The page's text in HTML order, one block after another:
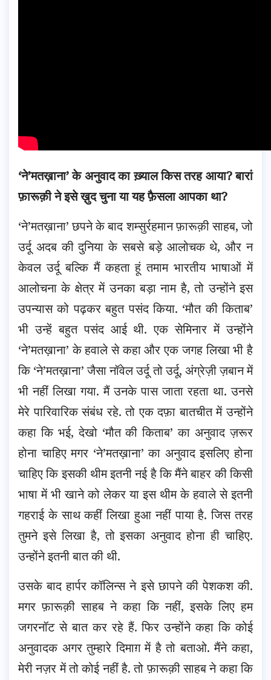
‘ने’मतख़ाना’ के अनुवाद का ख़्याल किस तरह आया? बारां
फ़ारूक़ी ने इसे ख़ुद चुना या यह फ़ैसला आपका था?
‘ने’मतख़ाना’ छपने के बाद शम्सुर्रहमान फ़ारूक़ी साहब, जो
उर्दू अदब की दुनिया के सबसे बड़े आलोचक थे, और न
केवल उर्दू बल्कि मैं कहता हूं तमाम भारतीय भाषाओं में
आलोचना के क्षेत्र में उनका बड़ा नाम है, तो उन्होंने इस
उपन्यास को पढ़कर बहुत पसंद किया. ‘मौत की किताब’
भी उन्हें बहुत पसंद आई थी. एक सेमिनार में उन्होंने
‘ने’मतख़ाना’ के हवाले से कहा और एक जगह लिखा भी है
कि ‘ने’मतख़ाना’ जैसा नॉवेल उर्दू तो उर्दू, अंग्रेज़ी ज़बान में
भी नहीं लिखा गया. मैं उनके पास जाता रहता था. उनसे
मेरे पारिवारिक संबंध रहे. तो एक दफ़ा बातचीत में उन्होंने
कहा कि भई, देखो ‘मौत की किताब’ का अनुवाद ज़रूर
होना चाहिए मगर ‘ने’मतख़ाना’ का अनुवाद इसलिए होना
चाहिए कि इसकी थीम इतनी नई है कि मैंने बाहर की किसी
भाषा में भी खाने को लेकर या इस थीम के हवाले से इतनी
गहराई के साथ कहीं लिखा हुआ नहीं पाया है. जिस तरह
तुमने इसे लिखा है, तो इसका अनुवाद होना ही चाहिए.
उन्होंने इतनी बात की थी.
उसके बाद हार्पर कॉलिन्स ने इसे छापने की पेशकश की.
मगर फ़ारूक़ी साहब ने कहा कि नहीं, इसके लिए हम
जगरनॉट से बात कर रहे हैं. फिर उन्होंने कहा कि कोई
अनुवादक अगर तुम्हारे दिमाग़ में है तो बताओ. मैंने कहा,
मेरी नज़र में तो कोई नहीं है. तो फ़ारूक़ी साहब ने कहा कि